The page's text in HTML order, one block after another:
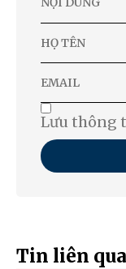
Lưu thông
Tin liên